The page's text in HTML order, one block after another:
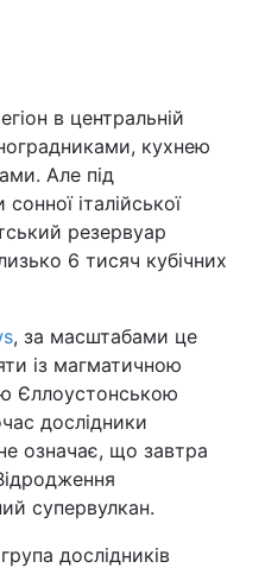
Війна
Політика
Наука
Інциденти
Туризм
Погода
в центральній
кухнею
Але під
італійської
резервуар
6 тисяч кубічних
, за масштабами це
із магматичною
Єллоустонською
дослідники
означає, що завтра
супервулкан.
дослідників